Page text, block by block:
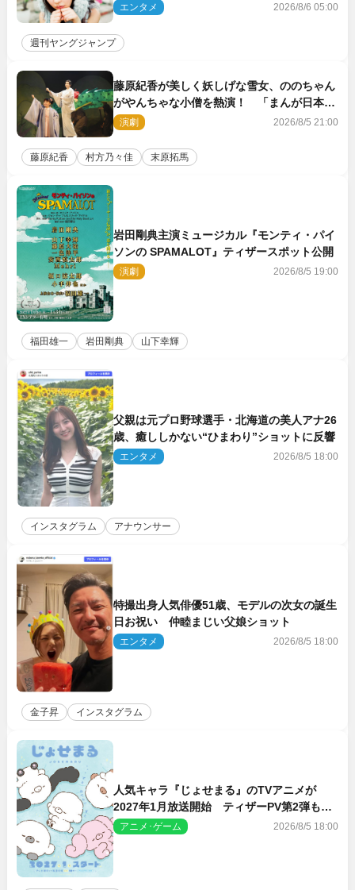
エンタメ 2026/8/6 05:00
週刊ヤングジャンプ
藤原紀香が美しく妖しげな雪女、ののちゃん
がやんちゃな小僧を熱演！ 「まんが日本昔
ばなし」劇場開幕
演劇 2026/8/5 21:00
藤原紀香 村方乃々佳 末原拓馬
岩田剛典主演ミュージカル『モンティ・パイ
ソンの SPAMALOT』ティザースポット公開
演劇 2026/8/5 19:00
福田雄一 岩田剛典 山下幸輝
父親は元プロ野球選手・北海道の美人アナ26
歳、癒ししかない“ひまわり”ショットに反響
エンタメ 2026/8/5 18:00
インスタグラム アナウンサー
特撮出身人気俳優51歳、モデルの次女の誕生
日お祝い 仲睦まじい父娘ショット
エンタメ 2026/8/5 18:00
金子昇 インスタグラム
人気キャラ『じょせまる』のTVアニメが
2027年1月放送開始 ティザーPV第2弾も解
禁に
アニメ･ゲーム 2026/8/5 18:00